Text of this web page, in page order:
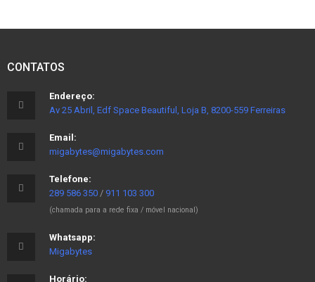
CONTATOS
Endereço:
Av 25 Abril, Edf Space Beautiful, Loja B, 8200-559 Ferreiras
Email:
migabytes@migabytes.com
Telefone:
289 586 350 / 911 103 300
(chamada para a rede fixa / móvel nacional)
Whatsapp:
Migabytes
Horário: